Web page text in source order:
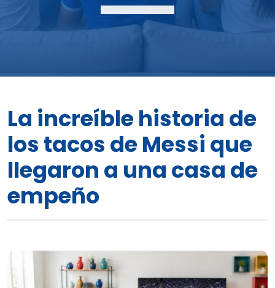
La increíble historia de
los tacos de Messi que
llegaron a una casa de
empeño